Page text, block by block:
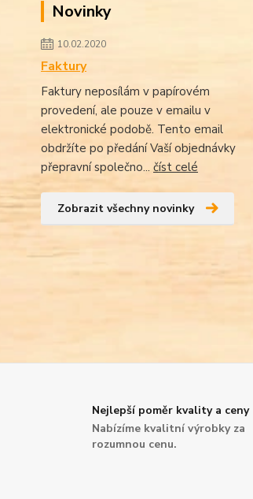
Novinky
10.02.2020
Faktury
Faktury neposílám v papírovém
provedení, ale pouze v emailu v
elektronické podobě. Tento email
obdržíte po předání Vaší objednávky
přepravní společno... číst celé
Zobrazit všechny novinky
Nejlepší poměr kvality a ceny
Nabízíme kvalitní výrobky za
rozumnou cenu.